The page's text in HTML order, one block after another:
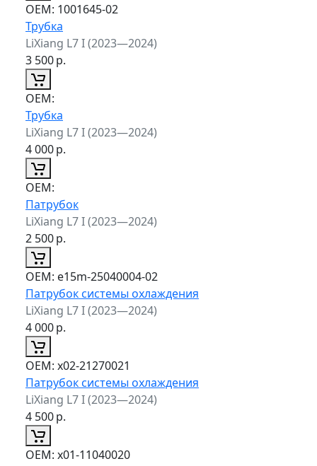
ОЕМ: 1001645-02
Трубка
LiXiang L7 I (2023—2024)
3 500р.
ОЕМ:
Трубка
LiXiang L7 I (2023—2024)
4 000р.
ОЕМ:
Патрубок
LiXiang L7 I (2023—2024)
2 500р.
ОЕМ: e15m-25040004-02
Патрубок системы охлаждения
LiXiang L7 I (2023—2024)
4 000р.
ОЕМ: x02-21270021
Патрубок системы охлаждения
LiXiang L7 I (2023—2024)
4 500р.
ОЕМ: x01-11040020